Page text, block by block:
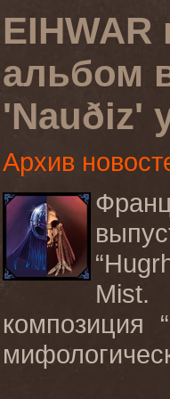
альбом
'Nauðiz'
Архив
композиция